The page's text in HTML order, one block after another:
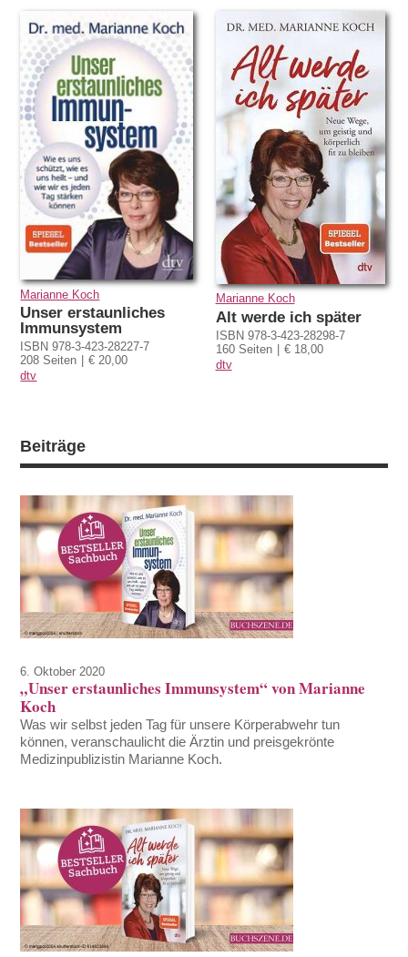
Marianne Koch
Unser erstaunliches
Immunsystem
ISBN 978-3-423-28227-7
208 Seiten
€ 20,00
dtv
Marianne Koch
Alt werde ich später
ISBN 978-3-423-28298-7
160 Seiten
€ 18,00
dtv
Beiträge
6. Oktober 2020
„Unser erstaunliches Immunsystem“ von Marianne
Koch
Was wir selbst jeden Tag für unsere Körperabwehr tun
können, veranschaulicht die Ärztin und preisgekrönte
Medizinpublizistin Marianne Koch.